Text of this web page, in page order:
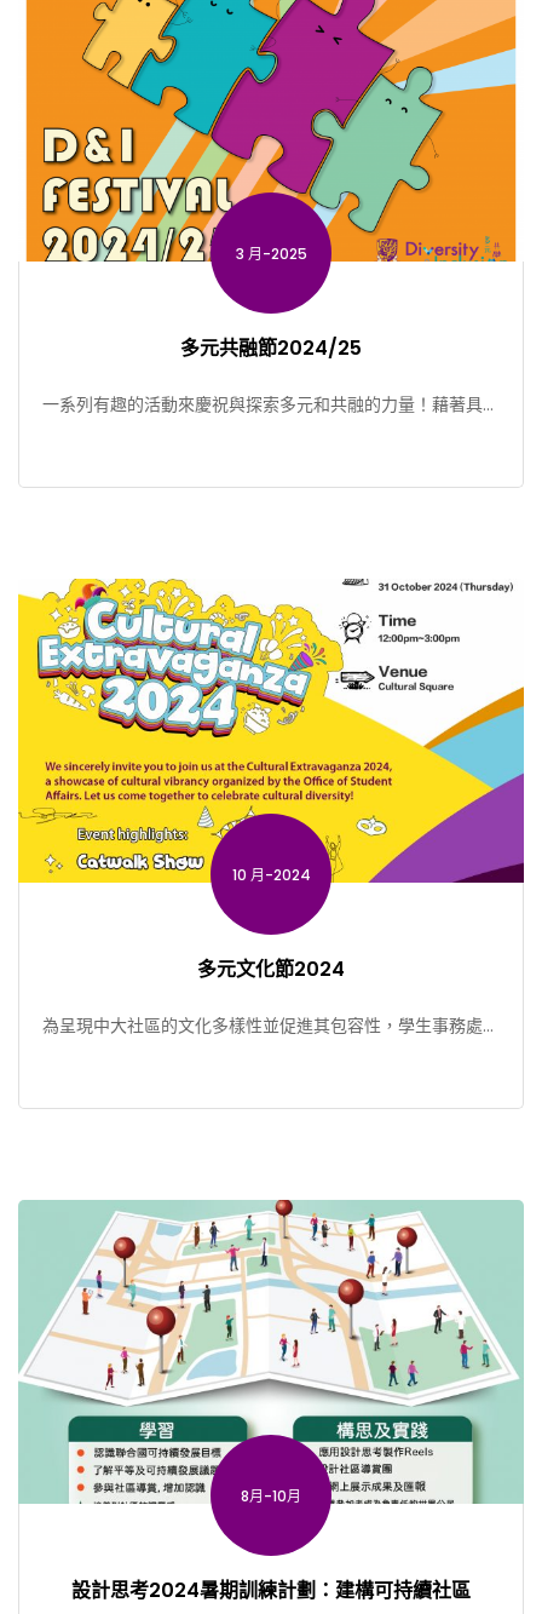
3 月-2025
多元共融節2024/25
一系列有趣的活動來慶祝與探索多元和共融的力量！藉著具啟
10 月-2024
多元文化節2024
為呈現中大社區的文化多樣性並促進其包容性，學生事務處將
8月-10月
設計思考2024暑期訓練計劃：建構可持續社區